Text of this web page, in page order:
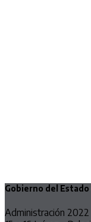
Gobierno del Estado
Administración